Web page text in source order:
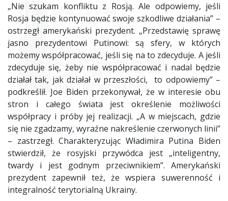
„Nie szukam konfliktu z Rosją. Ale odpowiemy, jeśli
Rosja będzie kontynuować swoje szkodliwe działania” –
ostrzegł amerykański prezydent. „Przedstawię sprawę
jasno prezydentowi Putinowi: są sfery, w których
możemy współpracować, jeśli się na to zdecyduje. A jeśli
zdecyduje się, żeby nie współpracować i nadal będzie
działał tak, jak działał w przeszłości, to odpowiemy” –
podkreślił. Joe Biden przekonywał, że w interesie obu
stron i całego świata jest określenie możliwości
współpracy i próby jej realizacji. „A w miejscach, gdzie
się nie zgadzamy, wyraźne nakreślenie czerwonych linii”
– zastrzegł. Charakteryzując Władimira Putina Biden
stwierdził, że rosyjski przywódca jest „inteligentny,
twardy i jest godnym przeciwnikiem”. Amerykański
prezydent zapewnił też, że wspiera suwerenność i
integralność terytorialną Ukrainy.